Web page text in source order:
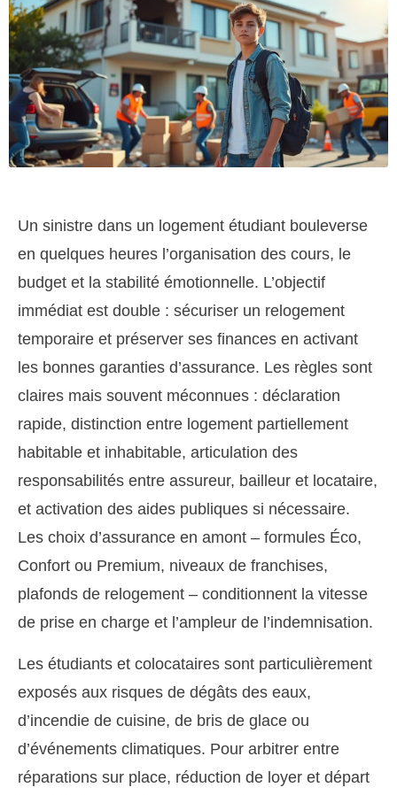
Un sinistre dans un logement étudiant bouleverse
en quelques heures l’organisation des cours, le
budget et la stabilité émotionnelle. L’objectif
immédiat est double : sécuriser un relogement
temporaire et préserver ses finances en activant
les bonnes garanties d’assurance. Les règles sont
claires mais souvent méconnues : déclaration
rapide, distinction entre logement partiellement
habitable et inhabitable, articulation des
responsabilités entre assureur, bailleur et locataire,
et activation des aides publiques si nécessaire.
Les choix d’assurance en amont – formules Éco,
Confort ou Premium, niveaux de franchises,
plafonds de relogement – conditionnent la vitesse
de prise en charge et l’ampleur de l’indemnisation.
Les étudiants et colocataires sont particulièrement
exposés aux risques de dégâts des eaux,
d’incendie de cuisine, de bris de glace ou
d’événements climatiques. Pour arbitrer entre
réparations sur place, réduction de loyer et départ